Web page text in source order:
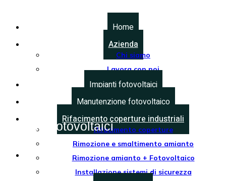
Home
Azienda
Chi siamo
Lavora con noi
Impianti fotovoltaici
Manutenzione fotovoltaico
Rifacimento coperture industriali
Rifacimento coperture
Rimozione e smaltimento amianto
Rimozione amianto + Fotovoltaico
Installazione sistemi di sicurezza
Impianti fotovoltaici
Creaenergia